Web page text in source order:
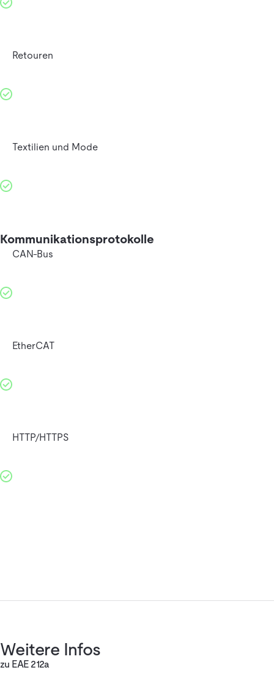
Retouren
Textilien und Mode
Kommunikationsprotokolle
CAN-Bus
EtherCAT
HTTP/HTTPS
Weitere Infos
zu EAE 212a